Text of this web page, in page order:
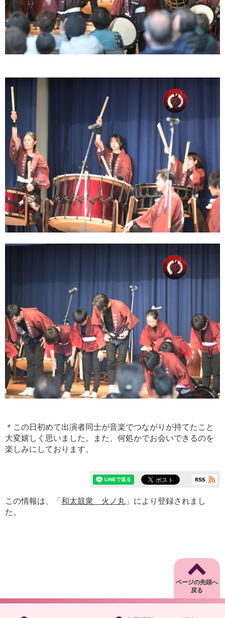
＊この日初めて出演者同士が音楽でつながりが持てたこと
大変嬉しく思いました。また、何処かでお会いできるのを
楽しみにしております。
この情報は、「 和太鼓衆 火ノ丸 」により登録されまし
た。
ページの先頭へ
戻る